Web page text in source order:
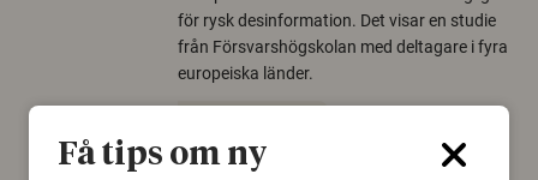
för rysk desinformation. Det visar en studie
från Försvarshögskolan med deltagare i fyra
europeiska länder.
Få tips om ny